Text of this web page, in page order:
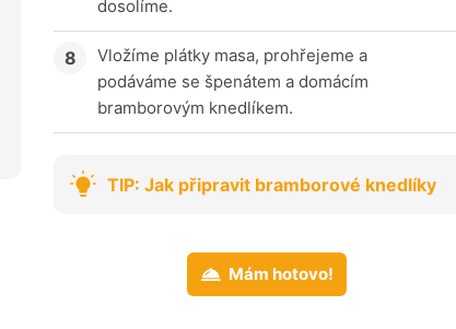
dosolíme.
Vložíme plátky masa, prohřejeme a
podáváme se špenátem a domácím
bramborovým knedlíkem.
TIP: Jak připravit bramborové knedlíky
Mám hotovo!